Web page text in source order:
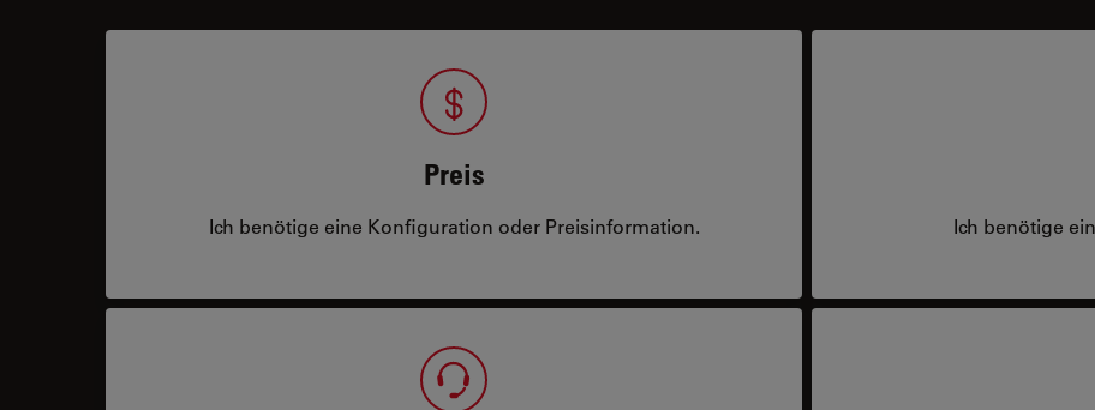
Preis
Ich benötige eine Konfiguration oder Preisinformation. Ich benötige